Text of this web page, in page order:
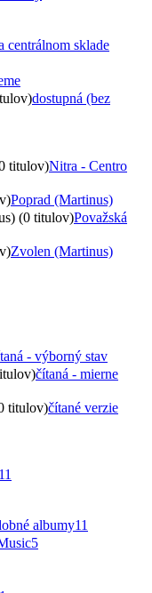
centrálnom sklade
dostupná (bez
titulov)Nitra - Centro
Poprad (Martinus)
(0 titulov)Považská
Zvolen (Martinus)
- výborný stav
čítaná - mierne
titulov)čítané verzie
11
albumy11
5